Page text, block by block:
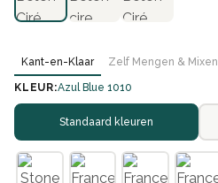
Kant-en-Klaar Zelf Mengen & Mixen
KLEUR:Azul Blue 1010
Standaard kleuren